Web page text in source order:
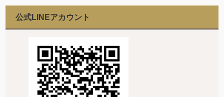
公式LINEアカウント